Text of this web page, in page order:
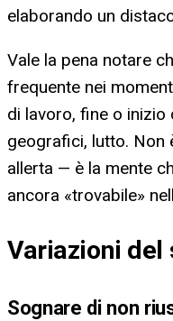
elaborando un
Vale la pena notare
frequente nei
di lavoro, fine o
geografici, lutto. Non
allerta — è la mente
ancora «trovabile»
Variazioni del
Sognare di non